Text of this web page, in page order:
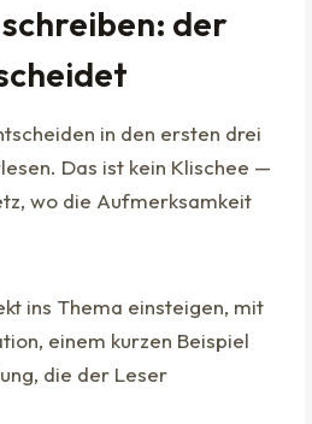
der
in den ersten drei
Das ist kein Klischee —
wo die Aufmerksamkeit
ins Thema einsteigen, mit
einem kurzen Beispiel
die der Leser